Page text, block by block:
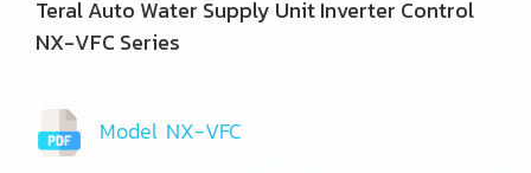
Teral Auto Water Supply Unit Inverter Control
NX-VFC Series
Model NX-VFC